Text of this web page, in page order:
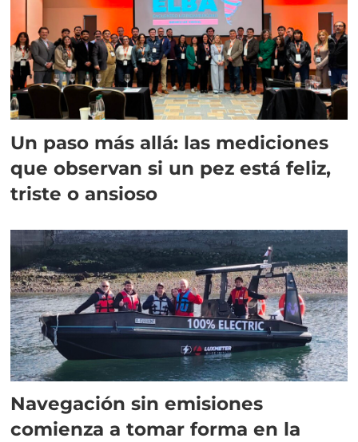
Un paso más allá: las mediciones
que observan si un pez está feliz,
triste o ansioso
Navegación sin emisiones
comienza a tomar forma en la